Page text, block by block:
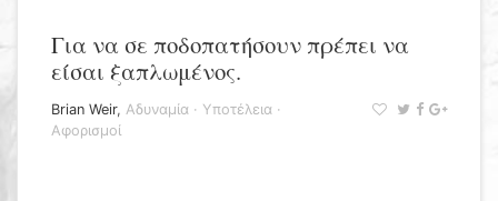
Για να σε ποδοπατήσουν πρέπει να
είσαι ξαπλωμένος.
Brian Weir, Αδυναμία · Υποτέλεια ·
Αφορισμοί